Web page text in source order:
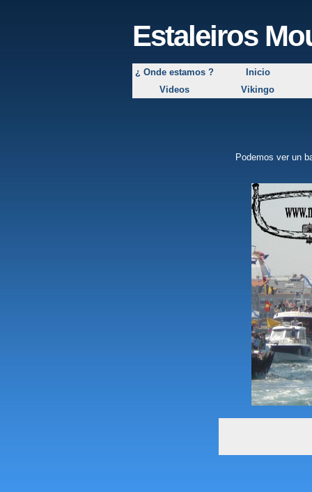
Estaleiros
¿ Onde estamos ?
Inicio
Videos
Vikingo
Podemos ver un